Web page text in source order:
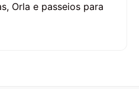
Orla e passeios para